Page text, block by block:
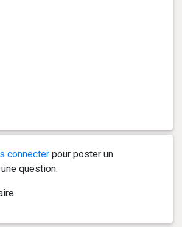
connecter pour poster un
question.